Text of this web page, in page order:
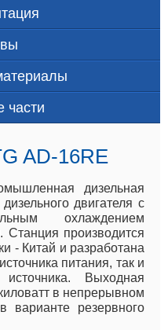
части
AD-16RE
дизельная
двигателя с
охлаждением
Станция производится
- Китай и разработана
питания, так и
Выходная
в непрерывном
варианте резервного